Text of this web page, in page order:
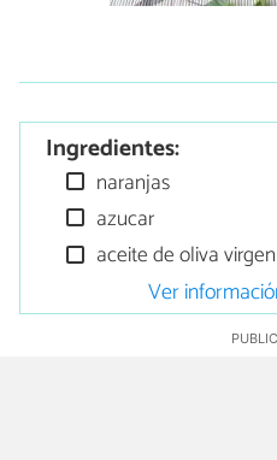
Ingredientes:
naranjas
azucar
aceite de oliva
Ver